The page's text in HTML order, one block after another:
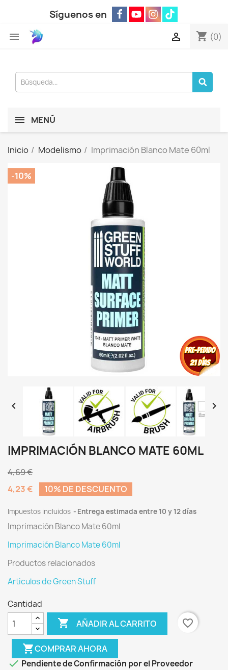
Síguenos en
 shopping_cart (0)

MENÚ
Inicio Modelismo Imprimación Blanco Mate 60ml
-10%
 
IMPRIMACIÓN BLANCO MATE 60ML
4,69 €
4,23 €
10% DE DESCUENTO
Impuestos incluidos Entrega estimada entre 10 y 12 días
Imprimación Blanco Mate 60ml
Imprimación Blanco Mate 60ml
Productos relacionados
Articulos de Green Stuff
Cantidad
 AÑADIR AL CARRITO favorite_border
shopping_cartCOMPRAR AHORA
 Pendiente de Confirmación por el Proveedor